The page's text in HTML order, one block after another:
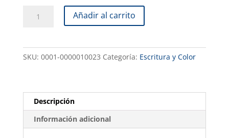
PELIKAN
6
COLORES
Añadir al carrito
SKU: 0001-0000010023 Categoría: Escritura y Color
Descripción
Información adicional